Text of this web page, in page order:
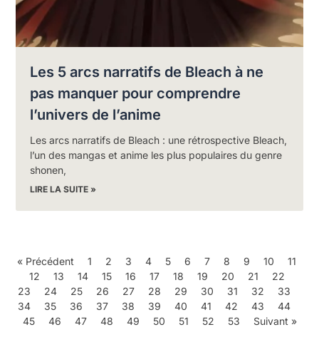
Les 5 arcs narratifs de Bleach à ne
pas manquer pour comprendre
l’univers de l’anime
Les arcs narratifs de Bleach : une rétrospective Bleach,
l’un des mangas et anime les plus populaires du genre
shonen,
LIRE LA SUITE »
« Précédent 1 2 3 4 5 6 7 8 9 10
11
12
13 14 15 16 17 18 19 20 21
22
23
24 25 26 27 28 29 30 31 32
33
34
35 36 37 38 39 40 41 42 43
44
45
46 47 48 49 50 51 52 53 Suivant »